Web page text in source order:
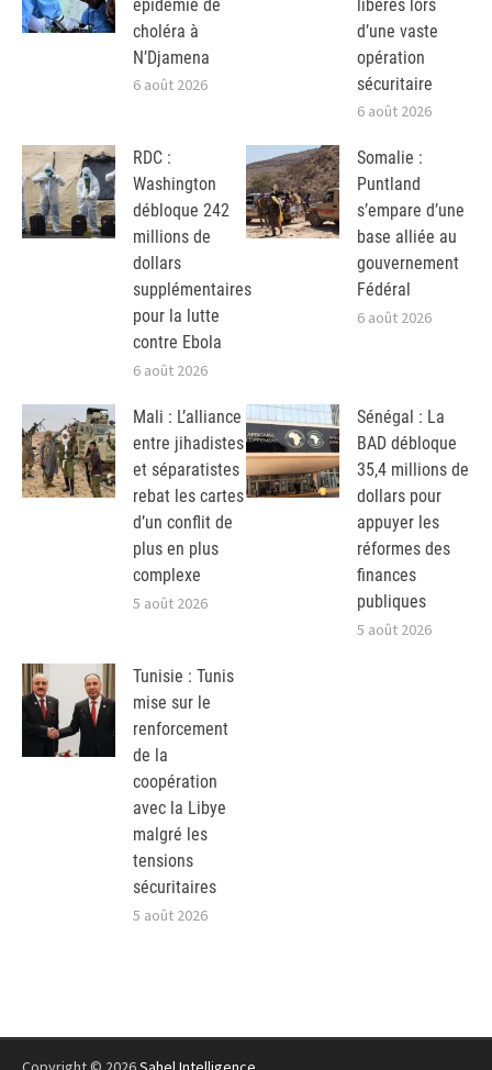
épidémie de
choléra à
N’Djamena
6 août 2026
libérés lors
d’une vaste
opération
sécuritaire
6 août 2026
RDC :
Washington
débloque 242
millions de
dollars
supplémentaires
pour la lutte
contre Ebola
6 août 2026
Somalie :
Puntland
s’empare d’une
base alliée au
gouvernement
Fédéral
6 août 2026
Mali : L’alliance
entre jihadistes
et séparatistes
rebat les cartes
d’un conflit de
plus en plus
complexe
5 août 2026
Sénégal : La
BAD débloque
35,4 millions de
dollars pour
appuyer les
réformes des
finances
publiques
5 août 2026
Tunisie : Tunis
mise sur le
renforcement
de la
coopération
avec la Libye
malgré les
tensions
sécuritaires
5 août 2026